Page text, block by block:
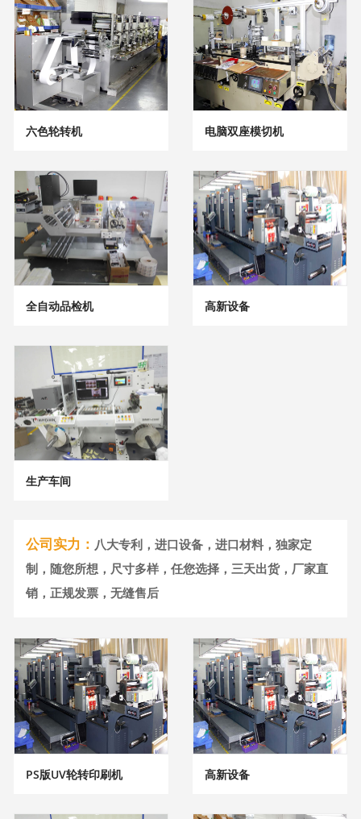
六色轮转机 电脑双座模切机
全自动品检机 高新设备
生产车间
公司实力： 八大专利，进口设备，进口材料，独家定
制，随您所想，尺寸多样，任您选择，三天出货，厂家直
销，正规发票，无缝售后
PS版UV轮转印刷机 高新设备